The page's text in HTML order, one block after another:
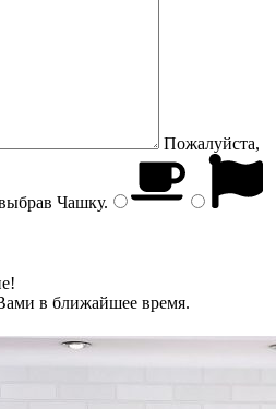
Пожалуйста,
Чашку.
в ближайшее время.